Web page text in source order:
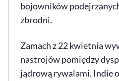
bojowników
zbrodni.
Zamach z 22 kwietnia
nastrojów pomiędzy
jądrową rywalami. Indie